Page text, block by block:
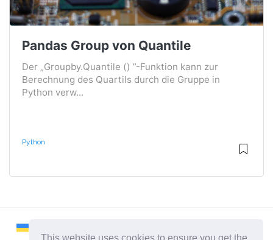
This website uses cookies to ensure you get the
Pandas Group von Quantile
Der „Groupby.Quantile () ”-Funktion kann zur
Berechnung des Quartils durch die Gruppe in
Python verw...
Python